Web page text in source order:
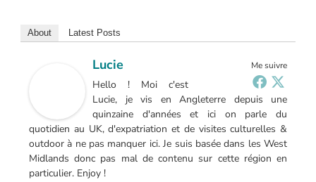
About Latest Posts
Me suivre
Lucie
Hello ! Moi c'est
Lucie, je vis en Angleterre depuis une
quinzaine d'années et ici on parle du
quotidien au UK, d'expatriation et de visites culturelles &
outdoor à ne pas manquer ici. Je suis basée dans les West
Midlands donc pas mal de contenu sur cette région en
particulier. Enjoy !